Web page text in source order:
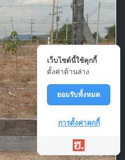
เว็บไซต์นี้ใช้คุกกี้
ตั้งค่าด้านล่าง
ยอมรับทั้งหมด
การตั้งค่าคุกกี้